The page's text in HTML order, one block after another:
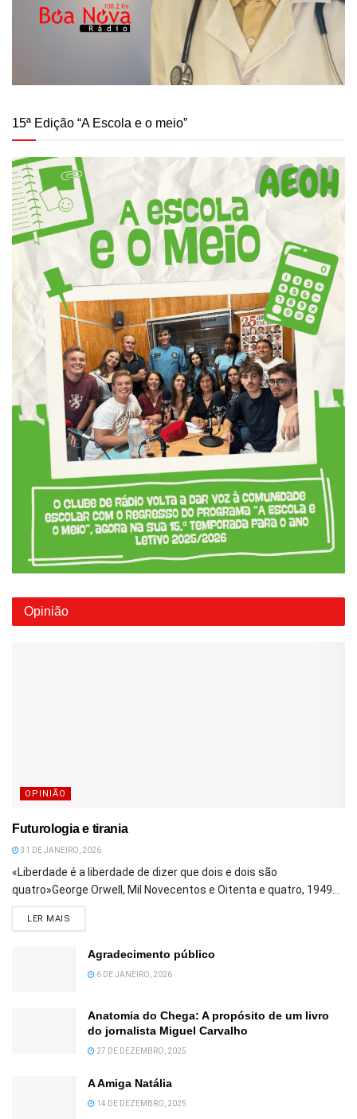
15ª Edição “A Escola e o meio”
Opinião
OPINIÃO
Futurologia e tirania
31 DE JANEIRO, 2026
«Liberdade é a liberdade de dizer que dois e dois são
quatro»George Orwell, Mil Novecentos e Oitenta e quatro, 1949...
LER MAIS
Agradecimento público
6 DE JANEIRO, 2026
Anatomia do Chega: A propósito de um livro
do jornalista Miguel Carvalho
27 DE DEZEMBRO, 2025
A Amiga Natália
14 DE DEZEMBRO, 2025